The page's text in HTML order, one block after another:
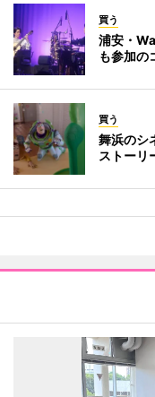
買う
浦安・
も参加の
買う
舞浜のシ
ストーリ